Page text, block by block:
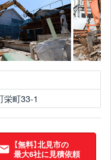
栄町33-1
【無料】北見市の
最大6社に見積依頼